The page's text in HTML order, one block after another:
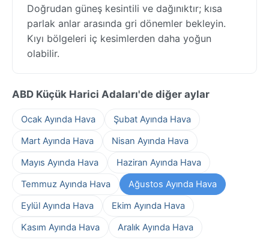
Doğrudan güneş kesintili ve dağınıktır; kısa
parlak anlar arasında gri dönemler bekleyin.
Kıyı bölgeleri iç kesimlerden daha yoğun
olabilir.
ABD Küçük Harici Adaları'de diğer aylar
Ocak Ayında Hava
Şubat Ayında Hava
Mart Ayında Hava
Nisan Ayında Hava
Mayıs Ayında Hava
Haziran Ayında Hava
Temmuz Ayında Hava
Ağustos Ayında Hava
Eylül Ayında Hava
Ekim Ayında Hava
Kasım Ayında Hava
Aralık Ayında Hava